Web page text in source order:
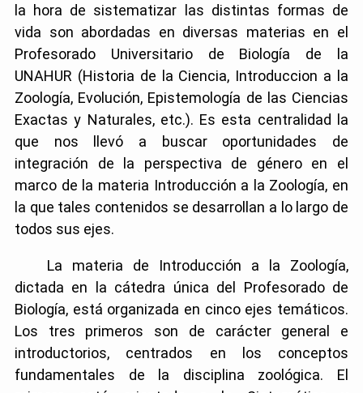
la hora de sistematizar las distintas formas de
vida son abordadas en diversas materias en el
Profesorado Universitario de Biología de la
UNAHUR (Historia de la Ciencia, Introduccion a la
Zoología, Evolución, Epistemología de las Ciencias
Exactas y Naturales, etc.). Es esta centralidad la
que nos llevó a buscar oportunidades de
integración de la perspectiva de género en el
marco de la materia Introducción a la Zoología, en
la que tales contenidos se desarrollan a lo largo de
todos sus ejes.
La materia de Introducción a la Zoología,
dictada en la cátedra única del Profesorado de
Biología, está organizada en cinco ejes temáticos.
Los tres primeros son de carácter general e
introductorios, centrados en los conceptos
fundamentales de la disciplina zoológica. El